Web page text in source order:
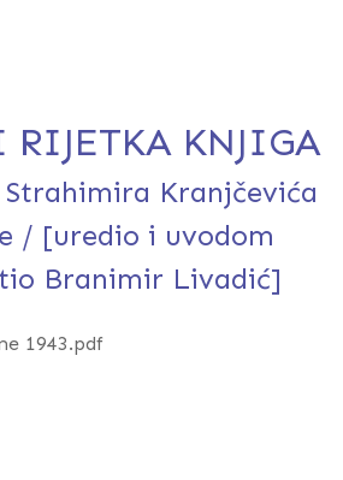
RIJETKA KNJIGA
Strahimira Kranjčevića
/ [uredio i uvodom
Branimir Livadić]